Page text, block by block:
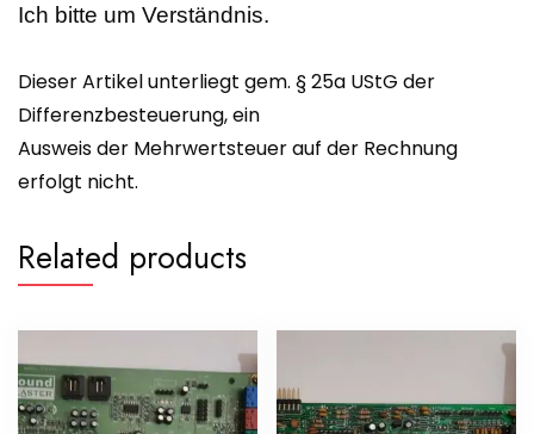
Ich bitte um Verständnis.
Dieser Artikel unterliegt gem. § 25a UStG der
Differenzbesteuerung, ein
Ausweis der Mehrwertsteuer auf der Rechnung
erfolgt nicht.
Related products